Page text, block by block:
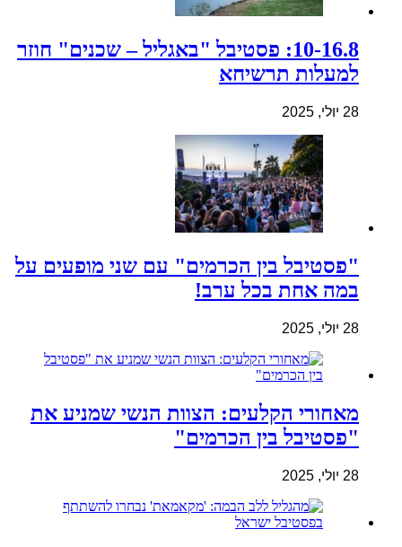
10-16.8: פסטיבל "באגליל – שכנים" חוזר
למעלות תרשיחא
28 יולי, 2025
"פסטיבל בין הכרמים" עם שני מופעים על
במה אחת בכל ערב!
28 יולי, 2025
מאחורי הקלעים: הצוות הנשי שמניע את
"פסטיבל בין הכרמים"
28 יולי, 2025